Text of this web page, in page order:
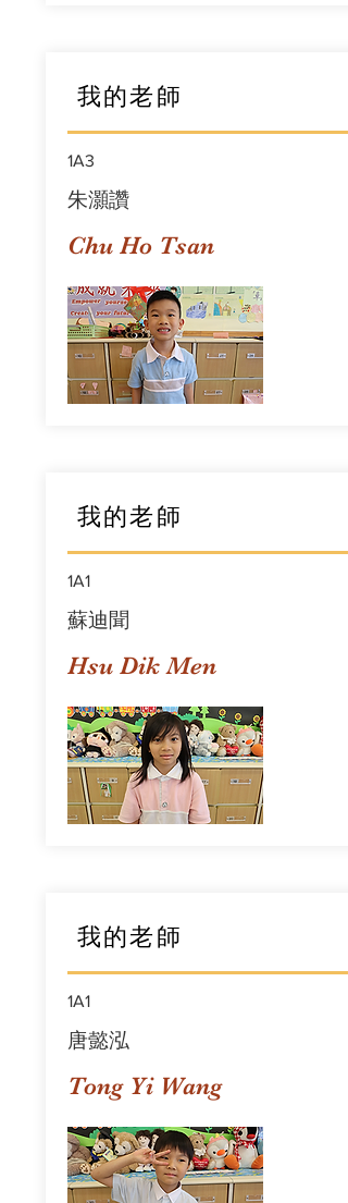
我的老師
1A3
朱灝讚
Chu Ho Tsan
我的老師
1A1
蘇迪聞
Hsu Dik Men
我的老師
1A1
唐懿泓
Tong Yi Wang